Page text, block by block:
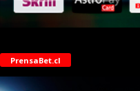
PrensaBet.cl